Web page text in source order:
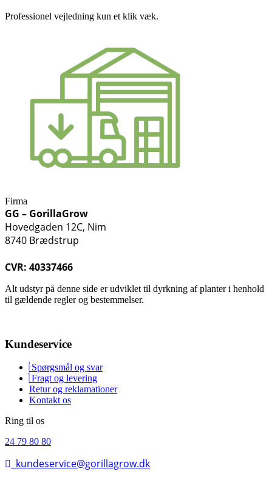
Professionel vejledning kun et klik væk.
Firma
GG – GorillaGrow
Hovedgaden 12C, Nim
8740 Brædstrup
CVR: 40337466
Alt udstyr på denne side er udviklet til dyrkning af planter i henhold
til gældende regler og bestemmelser.
Kundeservice
Spørgsmål og svar
Fragt og levering
Retur og reklamationer
Kontakt os
Ring til os
24 79 80 80
kundeservice@gorillagrow.dk